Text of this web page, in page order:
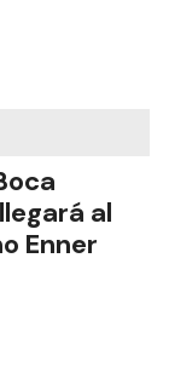
al
Enner